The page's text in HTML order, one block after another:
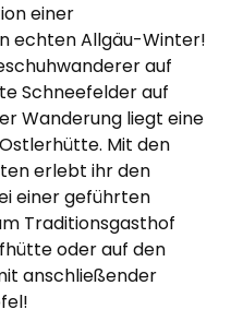
einer
echten Allgäu-Winter!
auf
Schneefelder auf
Wanderung liegt eine
Mit den
erlebt ihr den
einer geführten
Traditionsgasthof
oder auf den
anschließender